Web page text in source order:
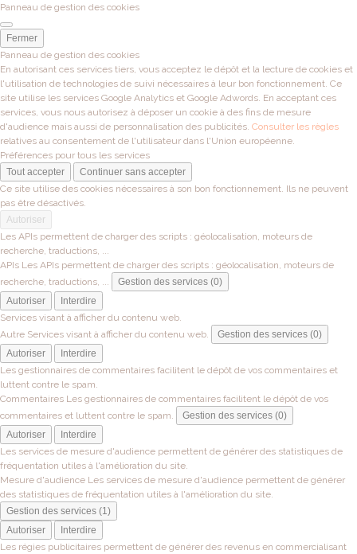
Panneau de gestion des cookies
Fermer
Panneau de gestion des cookies
En autorisant ces services tiers, vous acceptez le dépôt et la lecture de cookies et
l'utilisation de technologies de suivi nécessaires à leur bon fonctionnement. Ce
site utilise les services Google Analytics et Google Adwords. En acceptant ces
services, vous nous autorisez à déposer un cookie à des fins de mesure
d'audience mais aussi de personnalisation des publicités. Consulter les règles
relatives au consentement de l'utilisateur dans l'Union européenne.
Préférences pour tous les services
Tout accepter
Continuer sans accepter
Ce site utilise des cookies nécessaires à son bon fonctionnement. Ils ne peuvent
pas être désactivés.
Autoriser
Les APIs permettent de charger des scripts : géolocalisation, moteurs de
recherche, traductions, ...
APIs Les APIs permettent de charger des scripts : géolocalisation, moteurs de
recherche, traductions, ...
Gestion des services (0)
Autoriser
Interdire
Services visant à afficher du contenu web.
Autre Services visant à afficher du contenu web.
Gestion des services (0)
Autoriser
Interdire
Les gestionnaires de commentaires facilitent le dépôt de vos commentaires et
luttent contre le spam.
Commentaires Les gestionnaires de commentaires facilitent le dépôt de vos
commentaires et luttent contre le spam.
Gestion des services (0)
Autoriser
Interdire
Les services de mesure d'audience permettent de générer des statistiques de
fréquentation utiles à l'amélioration du site.
Mesure d'audience Les services de mesure d'audience permettent de générer
des statistiques de fréquentation utiles à l'amélioration du site.
Gestion des services (1)
Autoriser
Interdire
Les régies publicitaires permettent de générer des revenus en commercialisant